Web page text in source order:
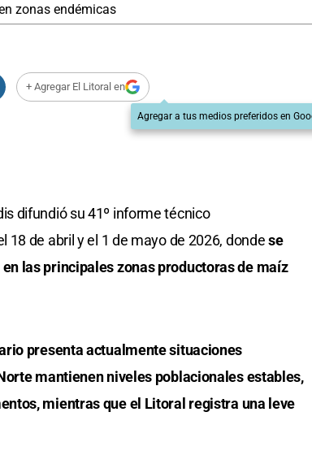
zonas endémicas
+ Agregar El Litoral en
Agregar a tus medios preferidos en
difundió su 41º informe técnico
de abril y el 1 de mayo de 2026, dondese
las principales zonas productoras de maíz
presenta actualmente situaciones
mantienen niveles poblacionales estables,
mientras que el Litoral registra una leve